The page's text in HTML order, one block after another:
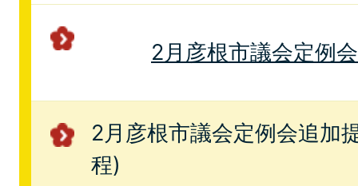
2月彦根市議会定例
2月彦根市議会定例会追加
程)